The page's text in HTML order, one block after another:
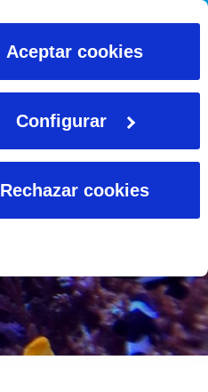
Aceptar cookies
Configurar
Rechazar cookies